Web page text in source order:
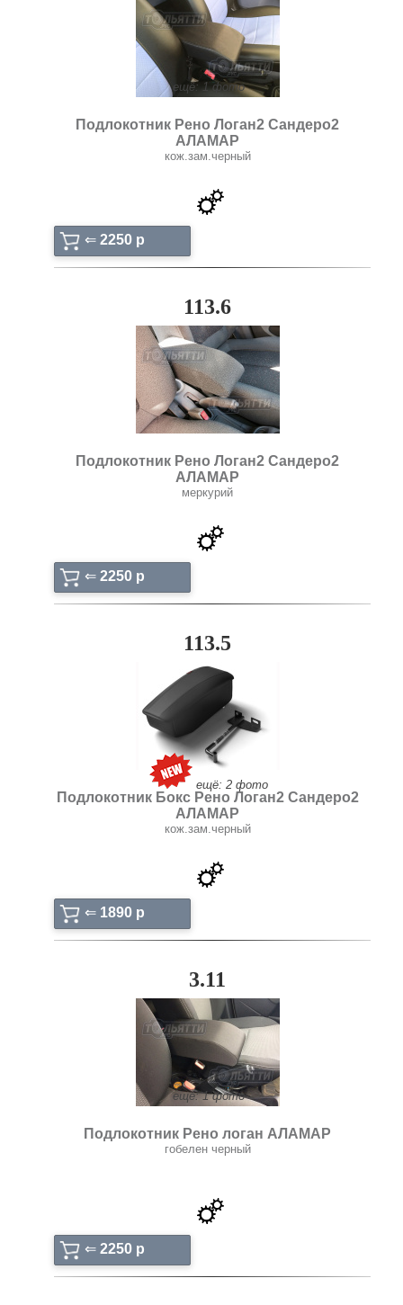
ещё: 1 фото
Подлокотник Рено Логан2 Сандеро2
АЛАМАР
кож.зам.черный
⇐ 2250 p
113.6
Подлокотник Рено Логан2 Сандеро2
АЛАМАР
меркурий
⇐ 2250 p
113.5
ещё: 2 фото
Подлокотник Бокс Рено Логан2 Сандеро2
АЛАМАР
кож.зам.черный
⇐ 1890 p
3.11
ещё: 1 фото
Подлокотник Рено логан АЛАМАР
гобелен черный
⇐ 2250 p